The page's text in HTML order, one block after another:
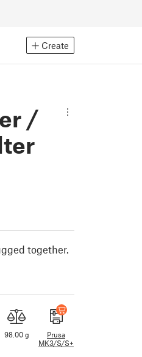
Create
/
together.
98.00 g
Prusa
MK3/S/S+